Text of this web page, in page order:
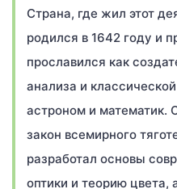
Страна, где жил этот
родился в 1642 году и
прославился как
анализа и
астроном и математик.
закон всемирного
разработал основы
оптики и теорию цвета,